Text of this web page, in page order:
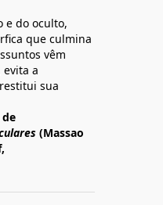
e do oculto,
que culmina
vêm
a
sua
(Massao